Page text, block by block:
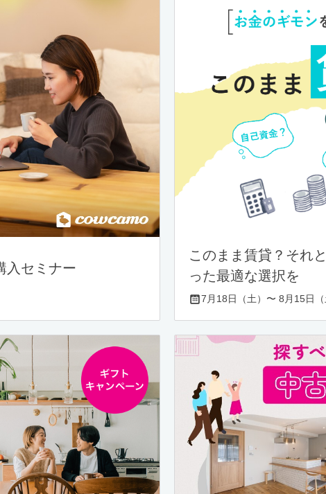
入セミナー
このまま賃貸？それ
った最適な選択を
7月18日（土）〜 8月15日